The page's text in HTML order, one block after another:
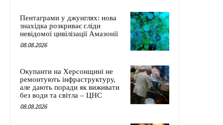
Пентаграми у джунглях: нова
знахідка розкриває сліди
невідомої цивілізації Амазонії
08.08.2026
Окупанти на Херсонщині не
ремонтують інфраструктуру,
але дають поради як виживати
без води та світла – ЦНС
08.08.2026